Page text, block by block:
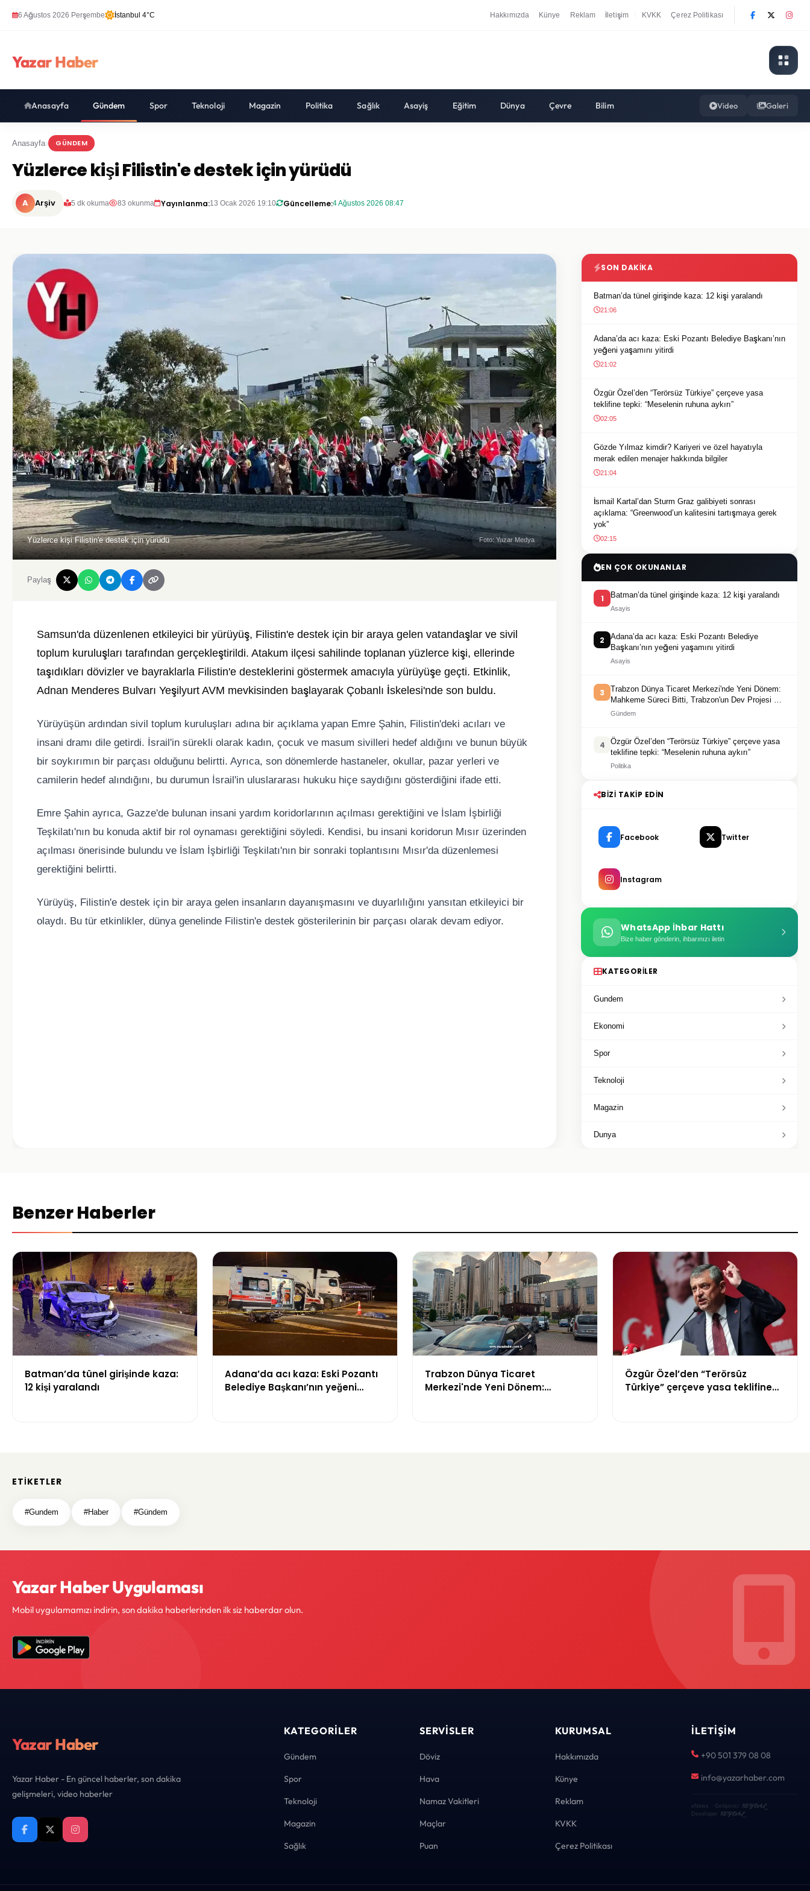
6 Ağustos 2026 Perşembe İstanbul 4°C Hakkımızda Künye Reklam İletişim KVKK Çerez Politikası
Yazar Haber
Anasayfa Gündem Spor Teknoloji Magazin Politika Sağlık Asayiş Eğitim Dünya Çevre Bilim Video Galeri
Anasayfa GÜNDEM
Yüzlerce kişi Filistin'e destek için yürüdü
A Arşiv 5 dk okuma 83 okunma Yayınlanma:13 Ocak 2026 19:10 Güncelleme:4 Ağustos 2026 08:47
Yüzlerce kişi Filistin'e destek için yürüdü Foto: Yazar Medya
Paylaş
Samsun'da düzenlenen etkileyici bir yürüyüş, Filistin'e destek için bir araya gelen vatandaşlar ve sivil
toplum kuruluşları tarafından gerçekleştirildi. Atakum ilçesi sahilinde toplanan yüzlerce kişi, ellerinde
taşıdıkları dövizler ve bayraklarla Filistin'e desteklerini göstermek amacıyla yürüyüşe geçti. Etkinlik,
Adnan Menderes Bulvarı Yeşilyurt AVM mevkisinden başlayarak Çobanlı İskelesi'nde son buldu.
Yürüyüşün ardından sivil toplum kuruluşları adına bir açıklama yapan Emre Şahin, Filistin'deki acıları ve
insani dramı dile getirdi. İsrail'in sürekli olarak kadın, çocuk ve masum sivilleri hedef aldığını ve bunun büyük
bir soykırımın bir parçası olduğunu belirtti. Ayrıca, son dönemlerde hastaneler, okullar, pazar yerleri ve
camilerin hedef alındığını, bu durumun İsrail'in uluslararası hukuku hiçe saydığını gösterdiğini ifade etti.
Emre Şahin ayrıca, Gazze'de bulunan insani yardım koridorlarının açılması gerektiğini ve İslam İşbirliği
Teşkilatı'nın bu konuda aktif bir rol oynaması gerektiğini söyledi. Kendisi, bu insani koridorun Mısır üzerinden
açılması önerisinde bulundu ve İslam İşbirliği Teşkilatı'nın bir sonraki toplantısını Mısır'da düzenlemesi
gerektiğini belirtti.
Yürüyüş, Filistin'e destek için bir araya gelen insanların dayanışmasını ve duyarlılığını yansıtan etkileyici bir
olaydı. Bu tür etkinlikler, dünya genelinde Filistin'e destek gösterilerinin bir parçası olarak devam ediyor.
SON DAKIKA
Batman’da tünel girişinde kaza: 12 kişi yaralandı
21:06
Adana’da acı kaza: Eski Pozantı Belediye Başkanı’nın
yeğeni yaşamını yitirdi
21:02
Özgür Özel’den “Terörsüz Türkiye” çerçeve yasa
teklifine tepki: “Meselenin ruhuna aykırı”
02:05
Gözde Yılmaz kimdir? Kariyeri ve özel hayatıyla
merak edilen menajer hakkında bilgiler
21:04
İsmail Kartal’dan Sturm Graz galibiyeti sonrası
açıklama: “Greenwood’un kalitesini tartışmaya gerek
yok”
02:15
EN ÇOK OKUNANLAR
1 Batman’da tünel girişinde kaza: 12 kişi yaralandı
Asayis
2
Adana’da acı kaza: Eski Pozantı Belediye
Başkanı’nın yeğeni yaşamını yitirdi
Asayis
3
Trabzon Dünya Ticaret Merkezi'nde Yeni Dönem:
Mahkeme Süreci Bitti, Trabzon'un Dev Projesi Ne
Zaman Tamamlanacak?
Gündem
4
Özgür Özel’den “Terörsüz Türkiye” çerçeve yasa
teklifine tepki: “Meselenin ruhuna aykırı”
Politika
BIZI TAKIP EDIN
Facebook Twitter
Instagram
WhatsApp İhbar Hattı
Bize haber gönderin, ihbarınızı iletin
KATEGORILER
Gundem
Ekonomi
Spor
Teknoloji
Magazin
Dunya
Benzer Haberler
Batman’da tünel girişinde kaza:
12 kişi yaralandı
Adana’da acı kaza: Eski Pozantı
Belediye Başkanı’nın yeğeni
Trabzon Dünya Ticaret
Merkezi'nde Yeni Dönem:
Özgür Özel’den “Terörsüz
Türkiye” çerçeve yasa teklifine
ETIKETLER
#Gundem #Haber #Gündem
Yazar Haber Uygulaması
Mobil uygulamamızı indirin, son dakika haberlerinden ilk siz haberdar olun.
Yazar Haber
Yazar Haber - En güncel haberler, son dakika
gelişmeleri, video haberler
KATEGORILER
Gündem
Spor
Teknoloji
Magazin
Sağlık
SERVISLER
Döviz
Hava
Namaz Vakitleri
Maçlar
Puan
KURUMSAL
Hakkımızda
Künye
Reklam
KVKK
Çerez Politikası
İLETIŞIM
+90 501 379 08 08
info@yazarhaber.com
eNews · Geliştirici KEYDAL·
Developer KEYDAL